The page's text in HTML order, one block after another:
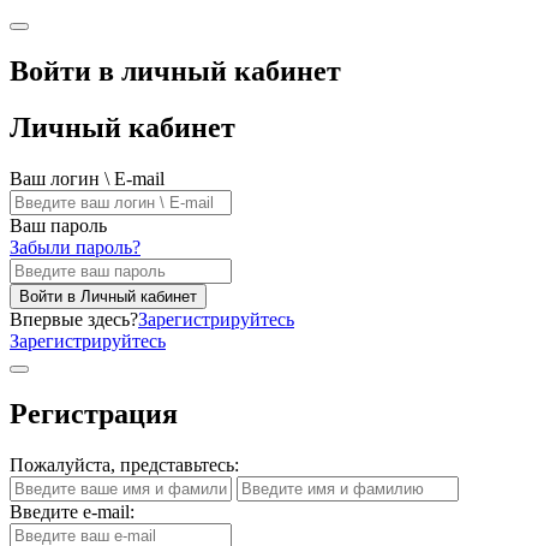
Войти в личный кабинет
Личный кабинет
Ваш логин \ E-mail
Ваш пароль
Забыли пароль?
Войти в Личный кабинет
Впервые здесь?Зарегистрируйтесь
Зарегистрируйтесь
Регистрация
Пожалуйста, представьтесь:
Введите e-mail: